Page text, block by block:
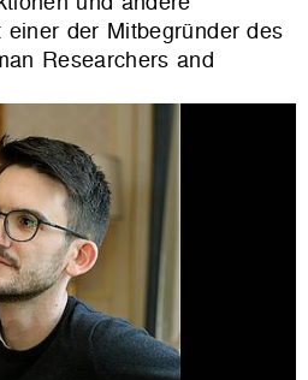
der Mitbegründer des
Researchers and